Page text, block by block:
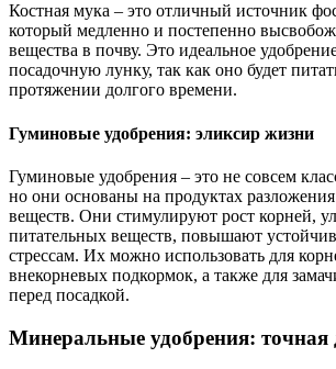
Костная мука – это отличный источник
который медленно и постепенно
вещества в почву. Это идеальное
посадочную лунку, так как оно будет
протяжении долгого времени.
Гуминовые удобрения: эликсир жизни
Гуминовые удобрения – это не совсем
но они основаны на продуктах
веществ. Они стимулируют рост корней,
питательных веществ, повышают
стрессам. Их можно использовать для
внекорневых подкормок, а также для
перед посадкой.
Минеральные удобрения: точная